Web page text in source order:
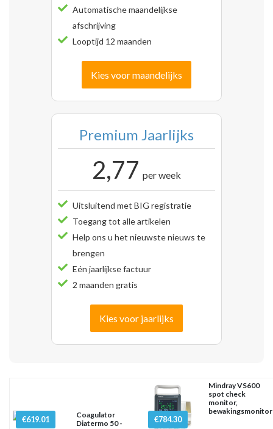
Automatische maandelijkse
afschrijving
Looptijd 12 maanden
Kies voor maandelijks
Premium Jaarlijks
2,77 per week
Uitsluitend met BIG registratie
Toegang tot alle artikelen
Help ons u het nieuwste nieuws te
brengen
Eén jaarlijkse factuur
2 maanden gratis
Kies voor jaarlijks
€619.01
Coagulator
Diatermo 50 -
€784.30
Mindray VS600
spot check
monitor,
bewakingsmonitor